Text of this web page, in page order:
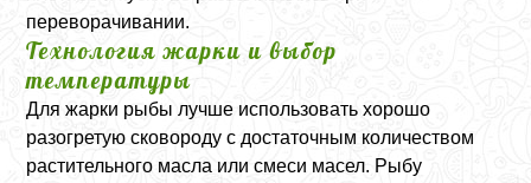
переворачивании.
Технология жарки и выбор
температуры
Для жарки рыбы лучше использовать хорошо
разогретую сковороду с достаточным количеством
растительного масла или смеси масел. Рыбу